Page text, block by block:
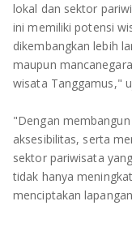
lokal dan sektor
ini memiliki potensi
dikembangkan lebih
maupun
wisata Tanggamus,"
"Dengan
aksesibilitas, serta
sektor pariwisata
tidak hanya
menciptakan